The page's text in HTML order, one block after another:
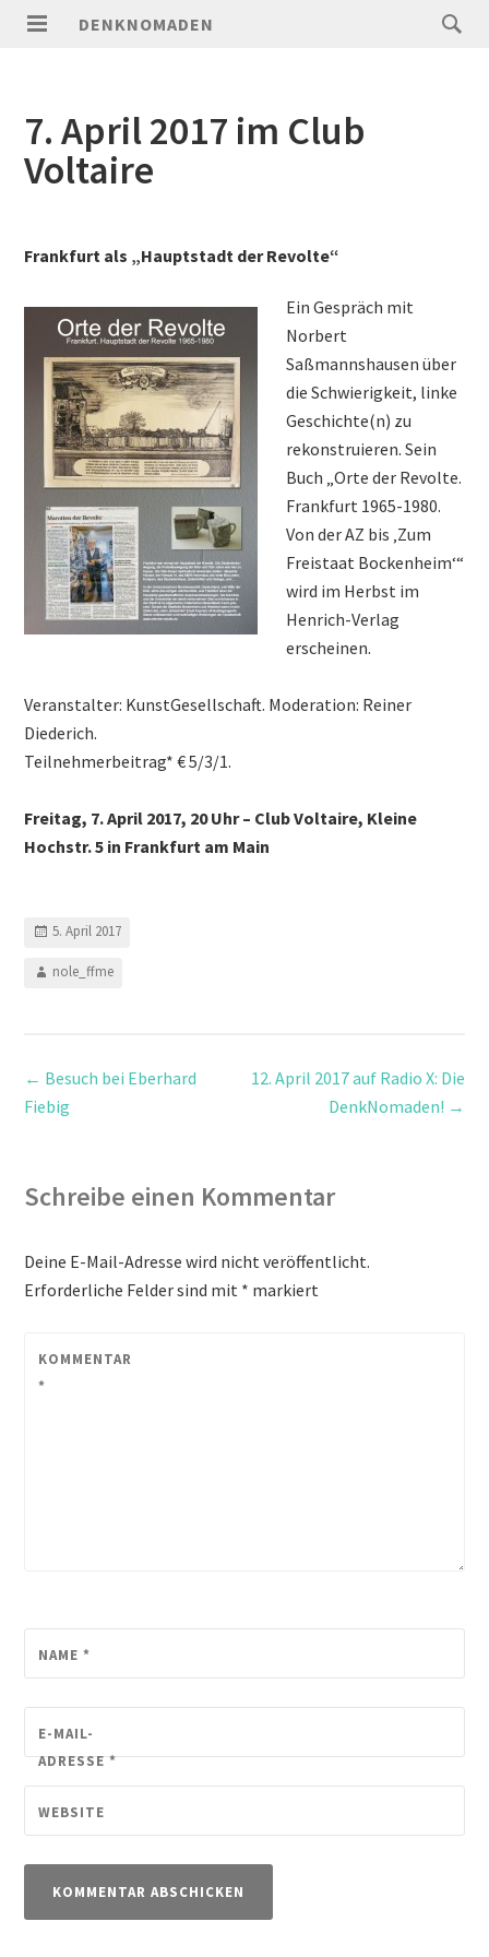
DENKNOMADEN
7. April 2017 im Club
Voltaire
Frankfurt als „Hauptstadt der Revolte“
Ein Gespräch mit
Norbert
Saßmannshausen über
die Schwierigkeit, linke
Geschichte(n) zu
rekonstruieren. Sein
Buch „Orte der Revolte.
Frankfurt 1965-1980.
Von der AZ bis ‚Zum
Freistaat Bockenheim‘“
wird im Herbst im
Henrich-Verlag
erscheinen.
Veranstalter: KunstGesellschaft. Moderation: Reiner
Diederich.
Teilnehmerbeitrag* € 5/3/1.
Freitag, 7. April 2017, 20 Uhr – Club Voltaire, Kleine
Hochstr. 5 in Frankfurt am Main
5. April 2017
nole_ffme
← Besuch bei Eberhard
Fiebig
12. April 2017 auf Radio X: Die
DenkNomaden! →
Schreibe einen Kommentar
Deine E-Mail-Adresse wird nicht veröffentlicht.
Erforderliche Felder sind mit * markiert
KOMMENTAR
*
NAME*
E-MAIL-
ADRESSE*
WEBSITE